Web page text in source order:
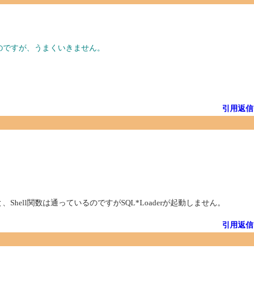
すが、うまくいきません。
引用返信
Shell関数は通っているのですがSQL*Loaderが起動しません。
引用返信